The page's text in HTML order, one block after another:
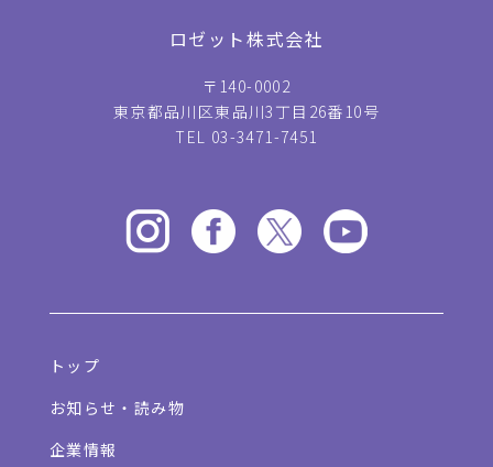
ロゼット株式会社
〒140-0002
東京都品川区東品川3丁目26番10号
TEL 03-3471-7451
トップ
お知らせ・読み物
企業情報